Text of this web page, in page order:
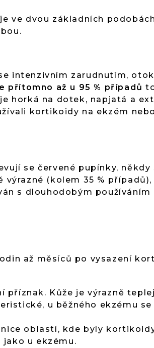
ve dvou základních
intenzivním zarudnutím,
přítomno až u 95 % případů
horká na dotek, napjatá a
kortikoidy na ekzém
se červené pupínky, někdy
(kolem 35 %
s dlouhodobým
až měsíců po vysazení
příznak. Kůže je výrazně
u běžného ekzému
oblastí, kde byly
jako u ekzému.